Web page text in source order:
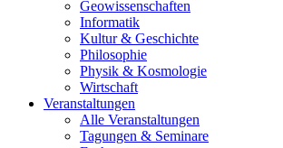
Geowissenschaften
Informatik
Kultur & Geschichte
Philosophie
Physik & Kosmologie
Wirtschaft
Veranstaltungen
Alle Veranstaltungen
Tagungen & Seminare